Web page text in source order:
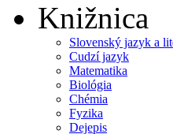
Knižnica
Slovenský jazyk a
Cudzí jazyk
Matematika
Biológia
Chémia
Fyzika
Dejepis